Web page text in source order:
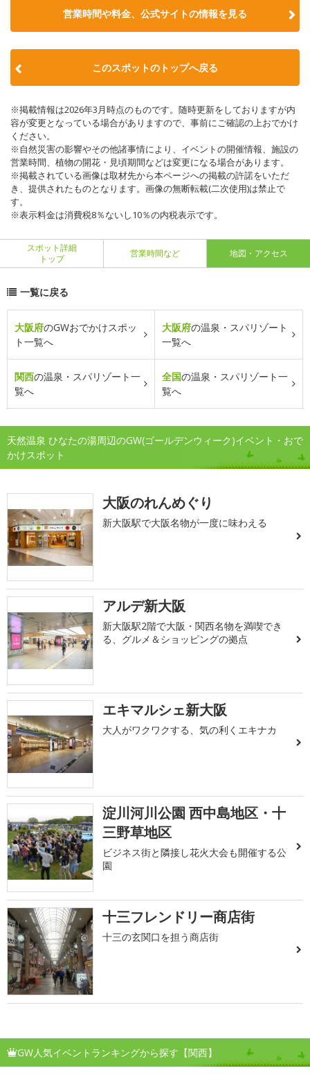
営業時間や料金、公式サイトの情報を見る
このスポットのトップへ戻る
※掲載情報は2026年3月時点のものです。随時更新をしておりますが内
容が変更となっている場合がありますので、事前にご確認の上おでかけ
ください。
※自然災害の影響やその他諸事情により、イベントの開催情報、施設の
営業時間、植物の開花・見頃期間などは変更になる場合があります。
※掲載されている画像は取材先から本ページへの掲載の許諾をいただ
き、提供されたものとなります。画像の無断転載(二次使用)は禁止で
す。
※表示料金は消費税8％ないし10％の内税表示です。
スポット詳細
トップ
営業時間など 地図・アクセス
一覧に戻る
大阪府のGWおでかけスポッ
ト一覧へ
大阪府の温泉・スパリゾート
一覧へ
関西の温泉・スパリゾート一
覧へ
全国の温泉・スパリゾート一
覧へ
天然温泉 ひなたの湯周辺のGW(ゴールデンウィーク)イベント・おで
かけスポット
大阪のれんめぐり
新大阪駅で大阪名物が一度に味わえる
アルデ新大阪
新大阪駅2階で大阪・関西名物を満喫でき
る、グルメ＆ショッピングの拠点
エキマルシェ新大阪
大人がワクワクする、気の利くエキナカ
淀川河川公園 西中島地区・十
三野草地区
ビジネス街と隣接し花火大会も開催する公
園
十三フレンドリー商店街
十三の玄関口を担う商店街
GW人気イベントランキングから探す【関西】